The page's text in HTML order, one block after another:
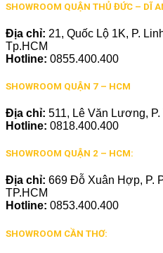
SHOWROOM QUẬN THỦ ĐỨC – DĨ
Địa chỉ: 21, Quốc Lộ 1K, P.
Tp.HCM
Hotline: 0855.400.400
SHOWROOM QUẬN 7 – HCM
Địa chỉ: 511, Lê Văn Lương,
Hotline: 0818.400.400
SHOWROOM QUẬN 2 – HCM:
Địa chỉ: 669 Đỗ Xuân Hợp, P.
TP.HCM
Hotline: 0853.400.400
SHOWROOM CẦN THƠ: